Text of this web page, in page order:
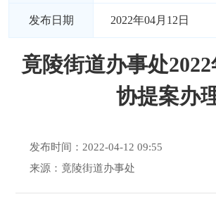
发布日期 2022年04月12日
竟陵街道办事处
协提案办
发布时间：2022-04-12 09:55
来源：竟陵街道办事处